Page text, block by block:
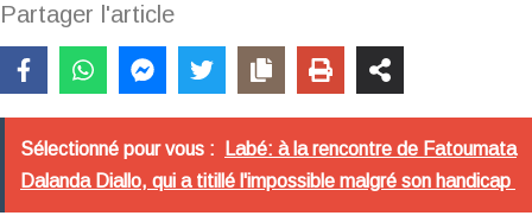
Partager l'article
Sélectionné pour vous :
Labé: à la rencontre de Fatoumata
Dalanda Diallo, qui a titillé l'impossible malgré son handicap